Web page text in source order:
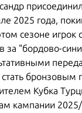
2025 года,
сезоне игрок
за "бордово-
бронзовым
Кубка
кампании 2025/